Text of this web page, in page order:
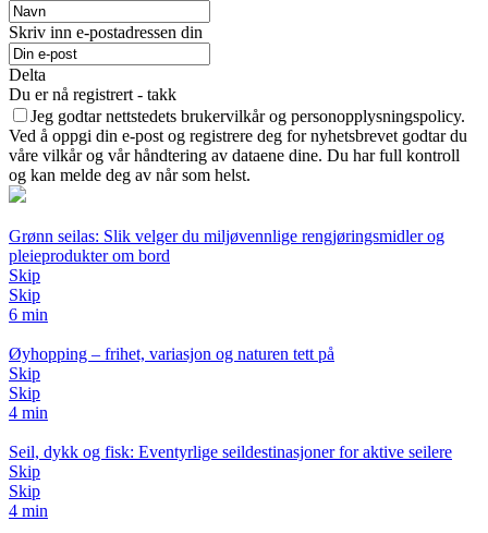
Skriv inn e-postadressen din
Delta
Du er nå registrert - takk
Jeg godtar nettstedets brukervilkår og personopplysningspolicy.
Ved å oppgi din e-post og registrere deg for nyhetsbrevet godtar du
våre vilkår og vår håndtering av dataene dine. Du har full kontroll
og kan melde deg av når som helst.
Grønn seilas: Slik velger du miljøvennlige rengjøringsmidler og
pleieprodukter om bord
Skip
Skip
6 min
Øyhopping – frihet, variasjon og naturen tett på
Skip
Skip
4 min
Seil, dykk og fisk: Eventyrlige seildestinasjoner for aktive seilere
Skip
Skip
4 min